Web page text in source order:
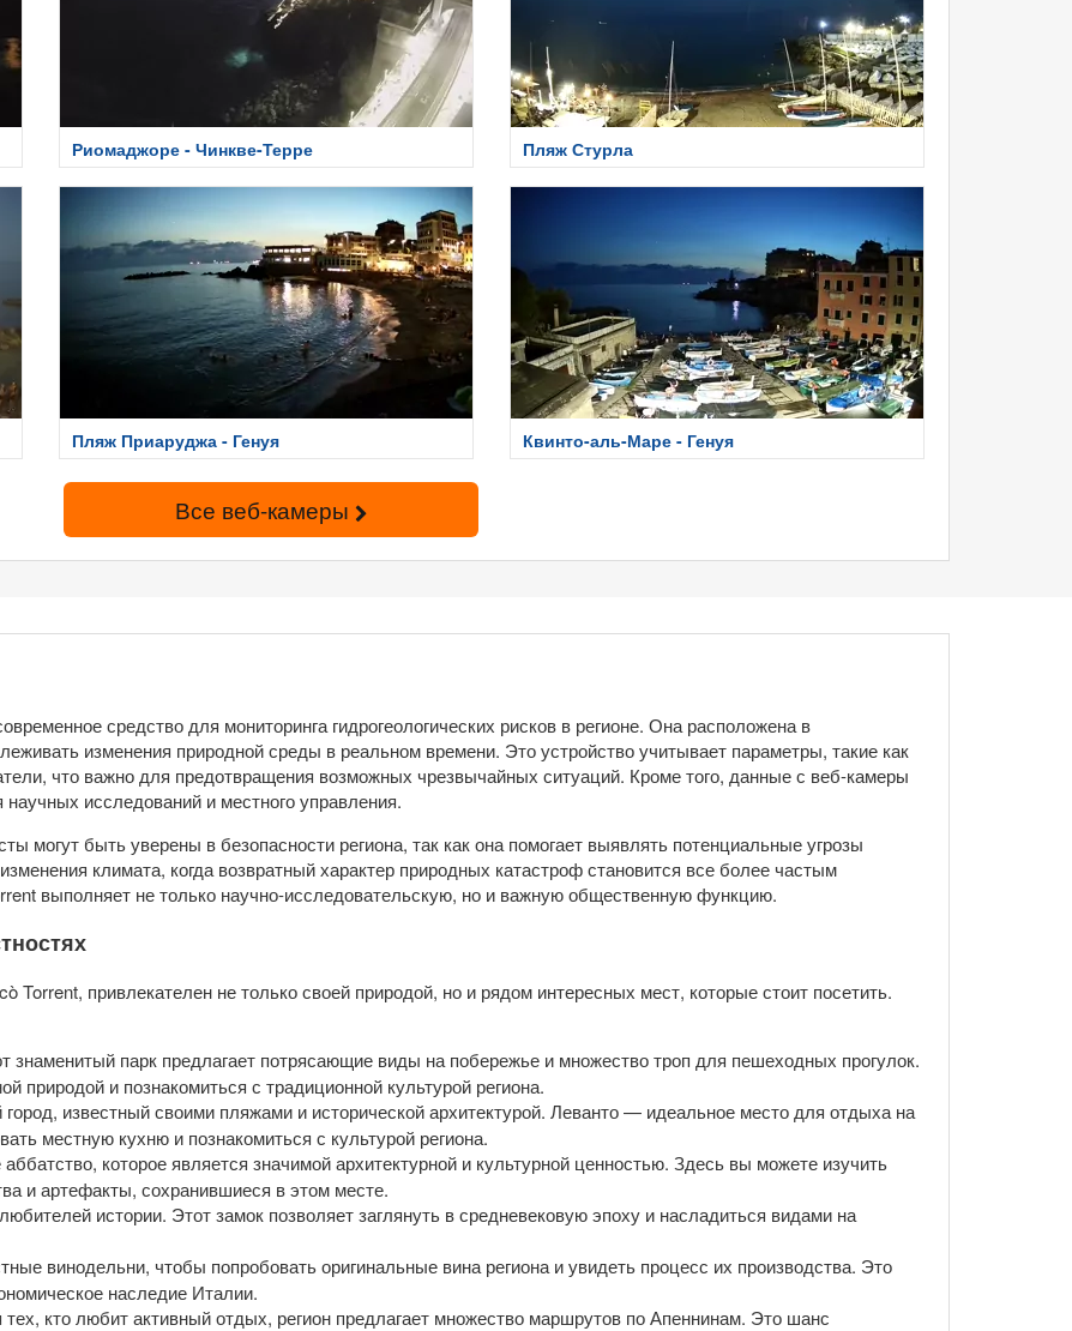
Риомаджоре - Чинкве-Терре Пляж Стурла
Пляж Приаруджа - Генуя Квинто-аль-Маре - Генуя
Все веб-камеры
средство для мониторинга гидрогеологических рисков в регионе. Она расположена в
изменения природной среды в реальном времени. Это устройство учитывает параметры, такие как
что важно для предотвращения возможных чрезвычайных ситуаций. Кроме того, данные с веб-камеры
исследований и местного управления.
могут быть уверены в безопасности региона, так как она помогает выявлять потенциальные угрозы
климата, когда возвратный характер природных катастроф становится все более частым
выполняет не только научно-исследовательскую, но и важную общественную функцию.
Torrent, привлекателен не только своей природой, но и рядом интересных мест, которые стоит посетить.
знаменитый парк предлагает потрясающие виды на побережье и множество троп для пешеходных прогулок.
природой и познакомиться с традиционной культурой региона.
известный своими пляжами и исторической архитектурой. Леванто — идеальное место для отдыха на
местную кухню и познакомиться с культурой региона.
которое является значимой архитектурной и культурной ценностью. Здесь вы можете изучить
и артефакты, сохранившиеся в этом месте.
истории. Этот замок позволяет заглянуть в средневековую эпоху и насладиться видами на
винодельни, чтобы попробовать оригинальные вина региона и увидеть процесс их производства. Это
наследие Италии.
тех, кто любит активный отдых, регион предлагает множество маршрутов по Апеннинам. Это шанс